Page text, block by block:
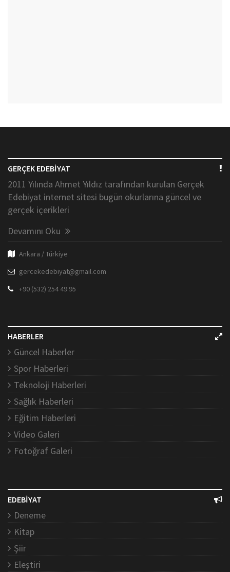
GERÇEK EDEBİYAT
2011 Yılında Ahmet Yıldız tarafından kurulan Gerçek
Edebiyat internet sitesi bugün okurlarına güncel ve
gerçek içerikleri
Devamını Oku
Ankara / Türkiye
gercekedebiyat@gmail.com
+90 (532) 254 49 95
HABERLER
Güncel Haberler
Spor Haberleri
Teknoloji Haberleri
Sağlık Haberleri
Eğitim Haberleri
Video Galeri
Fotoğraf Galeri
EDEBİYAT
Deneme
Kitap
Şiir
Eleştiri